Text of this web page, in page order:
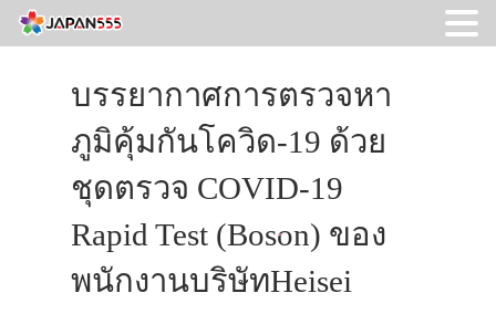
บรรยากาศการตรวจหา
ภูมิคุ้มกันโควิด-19 ด้วย
ชุดตรวจ COVID-19
Rapid Test (Boson) ของ
พนักงานบริษัทHeisei